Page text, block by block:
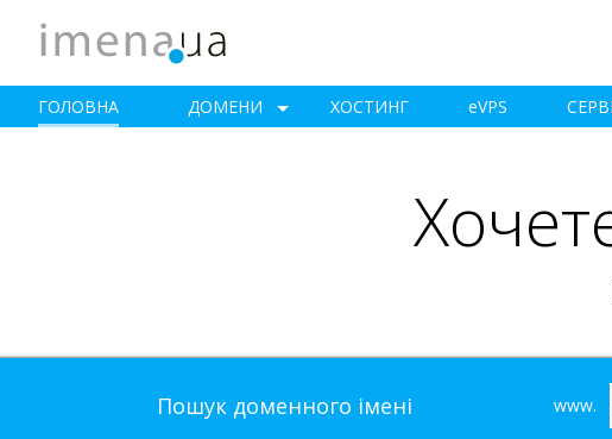
ГОЛОВНА ДОМЕНИ ХОСТИНГ eVPS
Пошук доменного імені www.